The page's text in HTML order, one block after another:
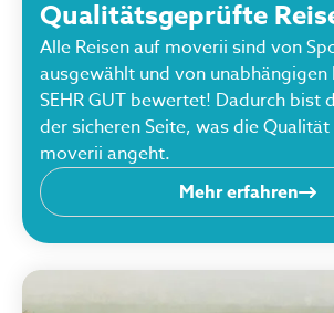
Qualitätsgeprüfte
Alle Reisen auf moverii sind von
ausgewählt und von unabhängigen
SEHR GUT bewertet! Dadurch bist
der sicheren Seite, was die
moverii angeht.
Mehr erfahren